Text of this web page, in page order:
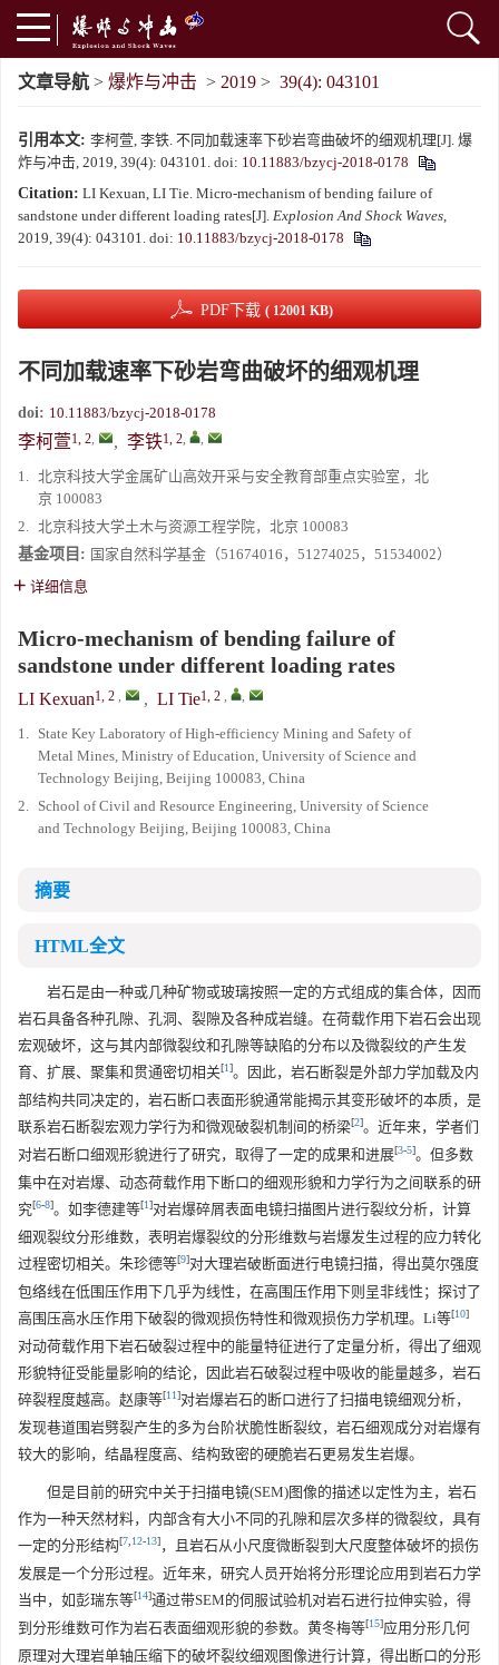
文章导航 > 爆炸与冲击 > 2019 > 39(4): 043101
引用本文: 李柯萱, 李铁. 不同加载速率下砂岩弯曲破坏的细观机理[J]. 爆
炸与冲击, 2019, 39(4): 043101. doi: 10.11883/bzycj-2018-0178
Citation: LI Kexuan, LI Tie. Micro-mechanism of bending failure of
sandstone under different loading rates[J]. Explosion And Shock Waves,
2019, 39(4): 043101. doi: 10.11883/bzycj-2018-0178
PDF下载 ( 12001 KB)
不同加载速率下砂岩弯曲破坏的细观机理
doi: 10.11883/bzycj-2018-0178
李柯萱1, 2, , 李铁1, 2, ,
1. 北京科技大学金属矿山高效开采与安全教育部重点实验室，北
京 100083
2. 北京科技大学土木与资源工程学院，北京 100083
基金项目: 国家自然科学基金（51674016，51274025，51534002）
详细信息
Micro-mechanism of bending failure of
sandstone under different loading rates
LI Kexuan1, 2 , , LI Tie1, 2 , ,
1. State Key Laboratory of High-efficiency Mining and Safety of
Metal Mines, Ministry of Education, University of Science and
Technology Beijing, Beijing 100083, China
2. School of Civil and Resource Engineering, University of Science
and Technology Beijing, Beijing 100083, China
摘要
HTML全文
岩石是由一种或几种矿物或玻璃按照一定的方式组成的集合体，因而
岩石具备各种孔隙、孔洞、裂隙及各种成岩缝。在荷载作用下岩石会出现
宏观破坏，这与其内部微裂纹和孔隙等缺陷的分布以及微裂纹的产生发
育、扩展、聚集和贯通密切相关[1]。因此，岩石断裂是外部力学加载及内
部结构共同决定的，岩石断口表面形貌通常能揭示其变形破坏的本质，是
联系岩石断裂宏观力学行为和微观破裂机制间的桥梁[2]。近年来，学者们
对岩石断口细观形貌进行了研究，取得了一定的成果和进展[3-5]。但多数
集中在对岩爆、动态荷载作用下断口的细观形貌和力学行为之间联系的研
究[6-8]。如李德建等[1]对岩爆碎屑表面电镜扫描图片进行裂纹分析，计算
细观裂纹分形维数，表明岩爆裂纹的分形维数与岩爆发生过程的应力转化
过程密切相关。朱珍德等[9]对大理岩破断面进行电镜扫描，得出莫尔强度
包络线在低围压作用下几乎为线性，在高围压作用下则呈非线性；探讨了
高围压高水压作用下破裂的微观损伤特性和微观损伤力学机理。Li等[10]
对动荷载作用下岩石破裂过程中的能量特征进行了定量分析，得出了细观
形貌特征受能量影响的结论，因此岩石破裂过程中吸收的能量越多，岩石
碎裂程度越高。赵康等[11]对岩爆岩石的断口进行了扫描电镜细观分析，
发现巷道围岩劈裂产生的多为台阶状脆性断裂纹，岩石细观成分对岩爆有
较大的影响，结晶程度高、结构致密的硬脆岩石更易发生岩爆。
但是目前的研究中关于扫描电镜(SEM)图像的描述以定性为主，岩石
作为一种天然材料，内部含有大小不同的孔隙和层次多样的微裂纹，具有
一定的分形结构[7 12-13]，且岩石从小尺度微断裂到大尺度整体破坏的损伤
发展是一个分形过程。近年来，研究人员开始将分形理论应用到岩石力学
当中，如彭瑞东等[14]通过带SEM的伺服试验机对岩石进行拉伸实验，得
到分形维数可作为岩石表面细观形貌的参数。黄冬梅等[15]应用分形几何
原理对大理岩单轴压缩下的破坏裂纹细观图像进行计算，得出断口的分形